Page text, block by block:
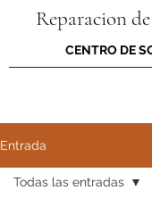
Reparacion
CENTRO DE
Entrada
Todas las entradas